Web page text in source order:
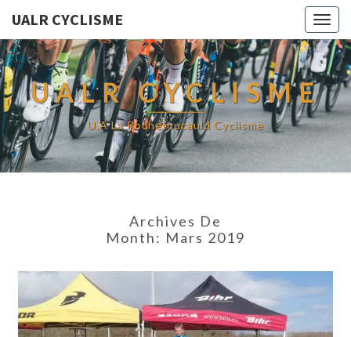
UALR CYCLISME
UALR CYCLISME
U.A La Rochefoucauld Cyclisme
Archives De
Month: Mars 2019